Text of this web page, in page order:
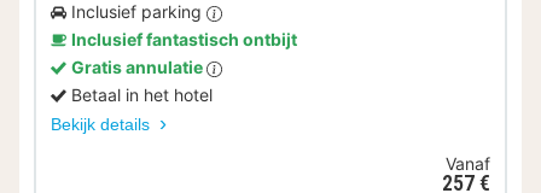
Inclusief parking
Inclusief fantastisch ontbijt
Gratis annulatie
Betaal in het hotel
Bekijk details
Vanaf
257 €